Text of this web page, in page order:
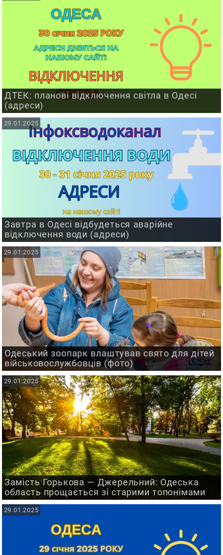
ДТЕК: планові відключення світла в Одесі
(адреси)
Завтра в Одесі відбудеться аварійне
відключення води (адреси)
29.01.2025
Одеський зоопарк влаштував свято для дітей
військовослужбовців (фото)
29.01.2025
Замість Горькова — Джерельний: Одеська
область прощається зі старими топонімами
29.01.2025
29.01.2025